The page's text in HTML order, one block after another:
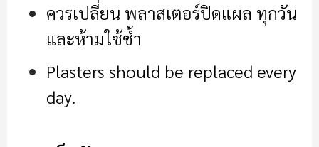
ควรเปลี่ยน พลาสเตอร์ปิดแผล ทุกวัน
และห้ามใช้ซ้ำ
Plasters should be replaced every
day.